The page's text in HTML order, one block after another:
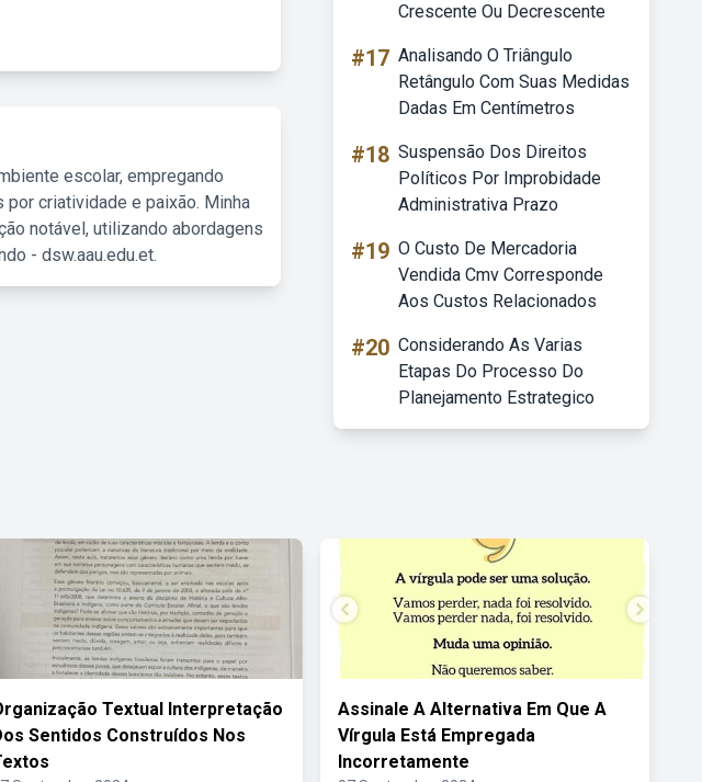
escolar, empregando
criatividade e paixão. Minha
notável, utilizando abordagens
- dsw.aau.edu.et.
Crescente Ou Decrescente
#17 Analisando O Triângulo
Retângulo Com Suas Medidas
Dadas Em Centímetros
#18 Suspensão Dos Direitos
Políticos Por Improbidade
Administrativa Prazo
#19 O Custo De Mercadoria
Vendida Cmv Corresponde
Aos Custos Relacionados
#20 Considerando As Varias
Etapas Do Processo Do
Planejamento Estrategico
Textual Interpretação
Sentidos Construídos Nos
Assinale A Alternativa Em Que A
Vírgula Está Empregada
Incorretamente